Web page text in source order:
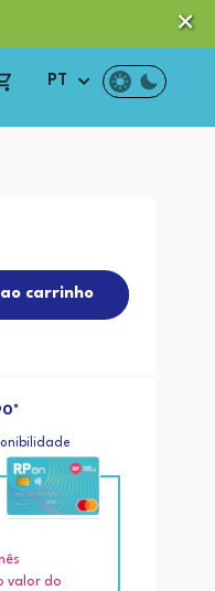
PT
carrinho
valor do